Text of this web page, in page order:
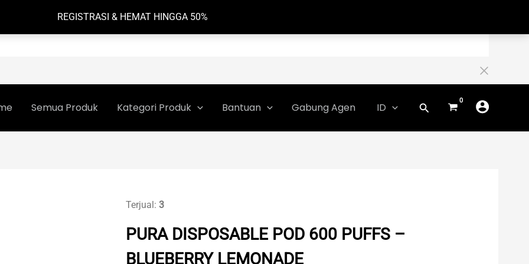
REGISTRASI & HEMAT HINGGA 50%
Semua Produk Kategori Produk Bantuan Gabung Agen ID
Terjual: 3
PURA DISPOSABLE POD 600 PUFFS –
BLUEBERRY LEMONADE